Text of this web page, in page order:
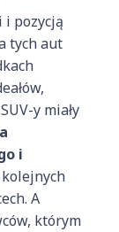
pozycją
tych aut
y miały
i
A
którym